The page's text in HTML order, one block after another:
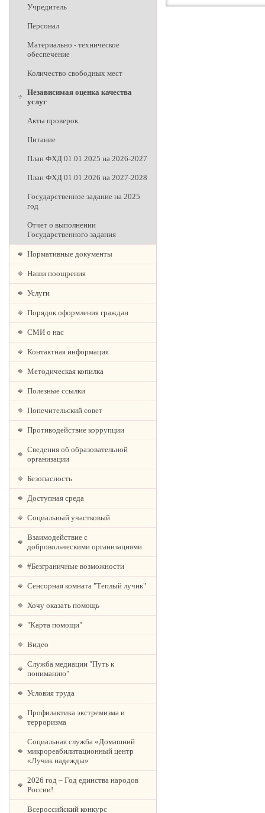
Учредитель
Персонал
Материально - техническое
обеспечение
Количество свободных мест
Независимая оценка качества
услуг
Акты проверок.
Питание
План ФХД 01.01.2025 на 2026-2027
План ФХД 01.01.2026 на 2027-2028
Государственное задание на 2025
год
Отчет о выполнении
Государственного задания
Нормативные документы
Наши поощрения
Услуги
Порядок оформления граждан
СМИ о нас
Контактная информация
Методическая копилка
Полезные ссылки
Попечительский совет
Противодействие коррупции
Сведения об образовательной
организации
Безопасность
Доступная среда
Социальный участковый
Взаимодействие с
добровольческими организациями
#Безграничные возможности
Сенсорная комната "Теплый лучик"
Хочу оказать помощь
"Карта помощи"
Видео
Служба медиации "Путь к
пониманию"
Условия труда
Профилактика экстремизма и
терроризма
Социальная служба «Домашний
микрореабилитационный центр
«Лучик надежды»
2026 год – Год единства народов
России!
Всероссийский конкурс